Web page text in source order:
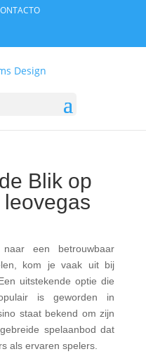
Blik op
een betrouwbaar
kom je vaak uit bij
uitstekende optie die
is geworden in
staat bekend om zijn
spelaanbod dat
als ervaren spelers.